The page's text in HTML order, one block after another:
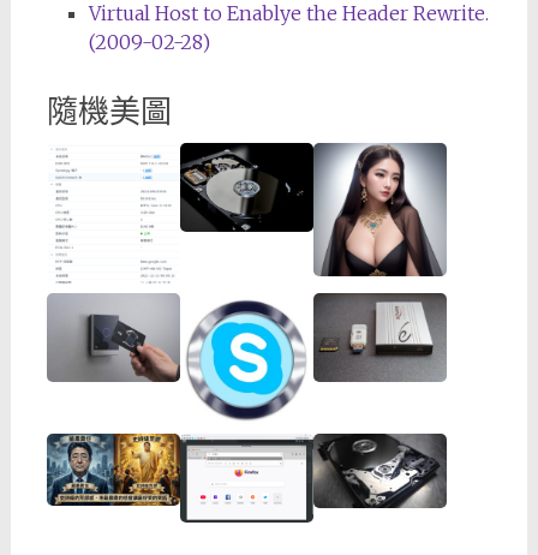
Virtual Host to Enablye the Header Rewrite.
(2009-02-28)
隨機美圖